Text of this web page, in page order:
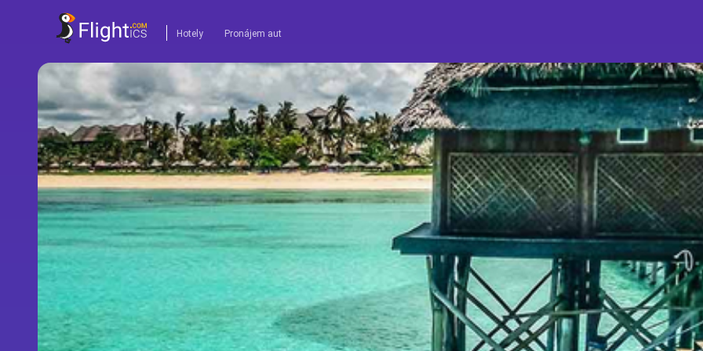
Hotely Pronájem aut